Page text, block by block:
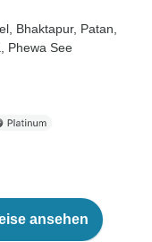
, Bhaktapur, Patan
, Phewa See
ansehen